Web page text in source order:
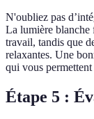
N'oubliez pas
La lumière blanche
travail, tandis que
relaxantes. Une
qui vous
Étape 5 :